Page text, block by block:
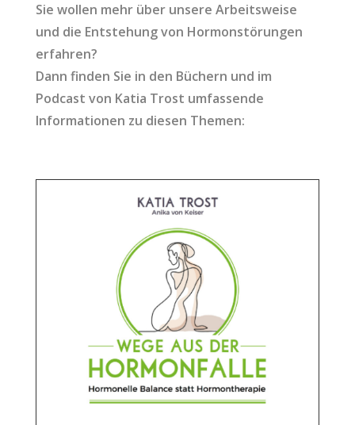
Sie wollen mehr über unsere Arbeitsweise
und die Entstehung von Hormonstörungen
erfahren?
Dann finden Sie in den Büchern und im
Podcast von Katia Trost umfassende
Informationen zu diesen Themen: